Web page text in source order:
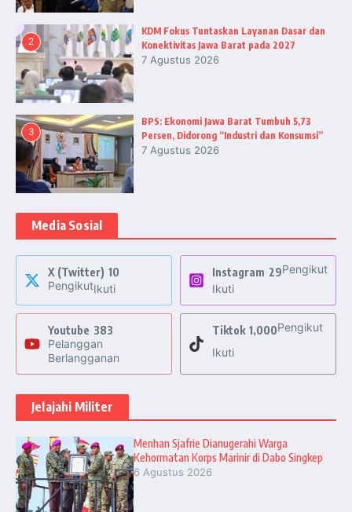
2
KDM Fokus Tuntaskan Layanan Dasar dan
Konektivitas Jawa Barat pada 2027
7 Agustus 2026
3
BPS: Ekonomi Jawa Barat Tumbuh 5,73
Persen, Didorong “Industri dan Konsumsi”
7 Agustus 2026
Media Sosial
X (Twitter) 10
PengikutIkuti
Instagram 29Pengikut
Ikuti
Youtube 383
Pelanggan
Berlangganan
Tiktok 1,000Pengikut
Ikuti
Jelajahi Militer
Menhan Sjafrie Dianugerahi Warga
Kehormatan Korps Marinir di Dabo Singkep
6 Agustus 2026